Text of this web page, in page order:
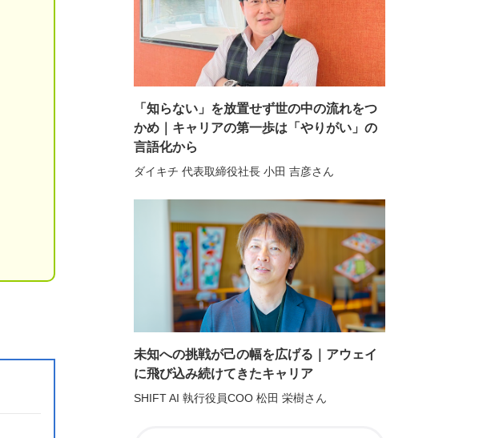
「知らない」を放置せず世の中の流れをつ
かめ｜キャリアの第一歩は「やりがい」の
言語化から
ダイキチ 代表取締役社長 小田 吉彦さん
未知への挑戦が己の幅を広げる｜アウェイ
に飛び込み続けてきたキャリア
SHIFT AI 執行役員COO 松田 栄樹さん